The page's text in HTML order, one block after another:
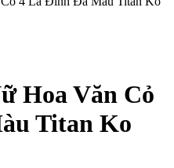
Hoa Văn Cỏ
Titan Ko